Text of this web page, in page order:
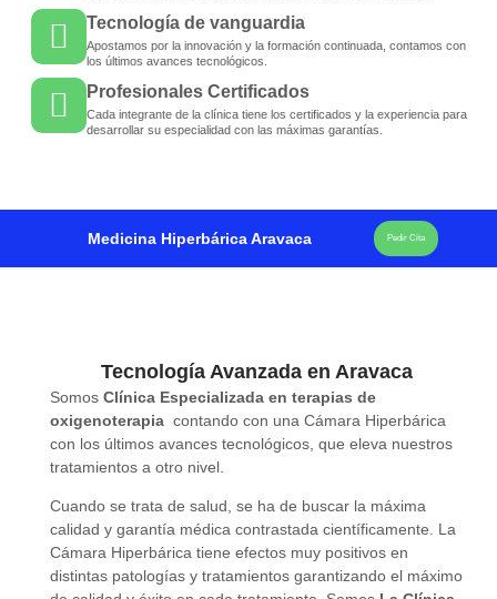
Tecnología de vanguardia
Apostamos por la innovación y la formación continuada, contamos con
los últimos avances tecnológicos.
Profesionales Certificados
Cada integrante de la clínica tiene los certificados y la experiencia para
desarrollar su especialidad con las máximas garantías.
Medicina Hiperbárica Aravaca Pedir Cita
Tecnología Avanzada en Aravaca
Somos Clínica Especializada en terapias de
oxigenoterapia contando con una Cámara Hiperbárica
con los últimos avances tecnológicos, que eleva nuestros
tratamientos a otro nivel.
Cuando se trata de salud, se ha de buscar la máxima
calidad y garantía médica contrastada científicamente. La
Cámara Hiperbárica tiene efectos muy positivos en
distintas patologías y tratamientos garantizando el máximo